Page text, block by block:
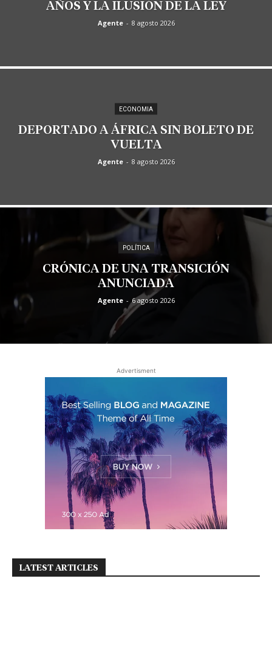
AÑOS Y LA ILUSIÓN DE LA LEY
Agente - 8 agosto 2026
ECONOMIA
DEPORTADO A ÁFRICA SIN BOLETO DE
VUELTA
Agente - 8 agosto 2026
POLÍTICA
CRÓNICA DE UNA TRANSICIÓN
ANUNCIADA
Agente - 6 agosto 2026
Advertisment
LATEST ARTICLES